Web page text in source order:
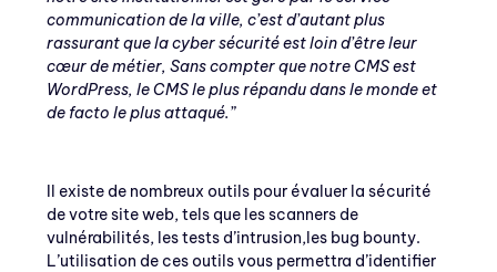
communication de la ville, c’est d’autant plus
rassurant que la cyber sécurité est loin d’être leur
cœur de métier, Sans compter que notre CMS est
WordPress, le CMS le plus répandu dans le monde et
de facto le plus attaqué.”
Il existe de nombreux outils pour évaluer la sécurité
de votre site web, tels que les scanners de
vulnérabilités, les tests d’intrusion,les bug bounty.
L’utilisation de ces outils vous permettra d’identifier